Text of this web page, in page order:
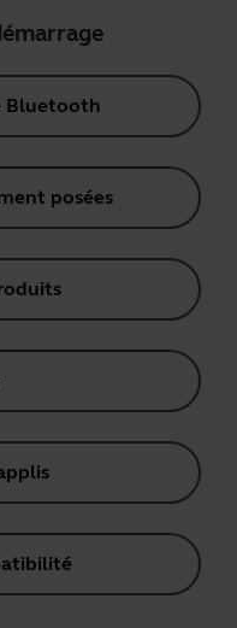
Bluetooth
posées